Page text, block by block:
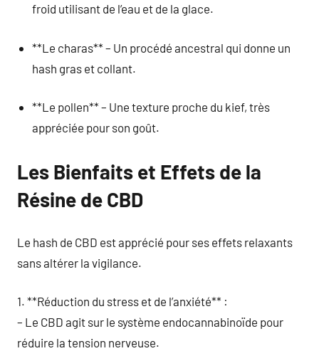
froid utilisant de l’eau et de la glace.
**Le charas** – Un procédé ancestral qui donne un
hash gras et collant.
**Le pollen** – Une texture proche du kief, très
appréciée pour son goût.
Les Bienfaits et Effets de la
Résine de CBD
Le hash de CBD est apprécié pour ses effets relaxants
sans altérer la vigilance.
1. **Réduction du stress et de l’anxiété** :
– Le CBD agit sur le système endocannabinoïde pour
réduire la tension nerveuse.